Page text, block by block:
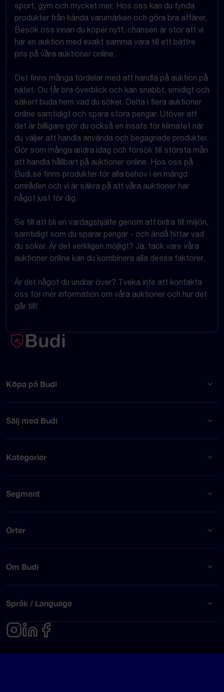
sport, gym och mycket mer. Hos oss kan du fynda
produkter från kända varumärken och göra bra affärer.
Besök oss innan du köper nytt, chansen är stor att vi
har en auktion med exakt samma vara till ett bättre
pris på våra auktioner online.
Det finns många fördelar med att handla på auktion på
nätet. Du får bra överblick och kan snabbt, smidigt och
säkert buda hem vad du söker. Delta i flera auktioner
online samtidigt och spara stora pengar. Utöver att
det är billigare gör du också en insats för klimatet när
du väljer att handla använda och begagnade produkter.
Gör som många andra idag och försök till största mån
att handla hållbart på auktioner online. Hos oss på
Budi.se finns produkter för alla behov i en mängd
områden och vi är säkra på att våra auktioner har
något just för dig.
Se till att bli en vardagshjälte genom att bidra till miljön,
samtidigt som du sparar pengar - och ändå hittar vad
du söker. Är det verkligen möjligt? Ja, tack vare våra
auktioner online kan du kombinera alla dessa faktorer.
Är det något du undrar över? Tveka inte att kontakta
oss för mer information om våra auktioner och hur det
går till!
Köpa på Budi
Sälj med Budi
Kategorier
Segment
Orter
Om Budi
Språk / Language